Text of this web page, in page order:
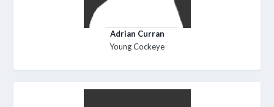
Adrian Curran
Young Cockeye